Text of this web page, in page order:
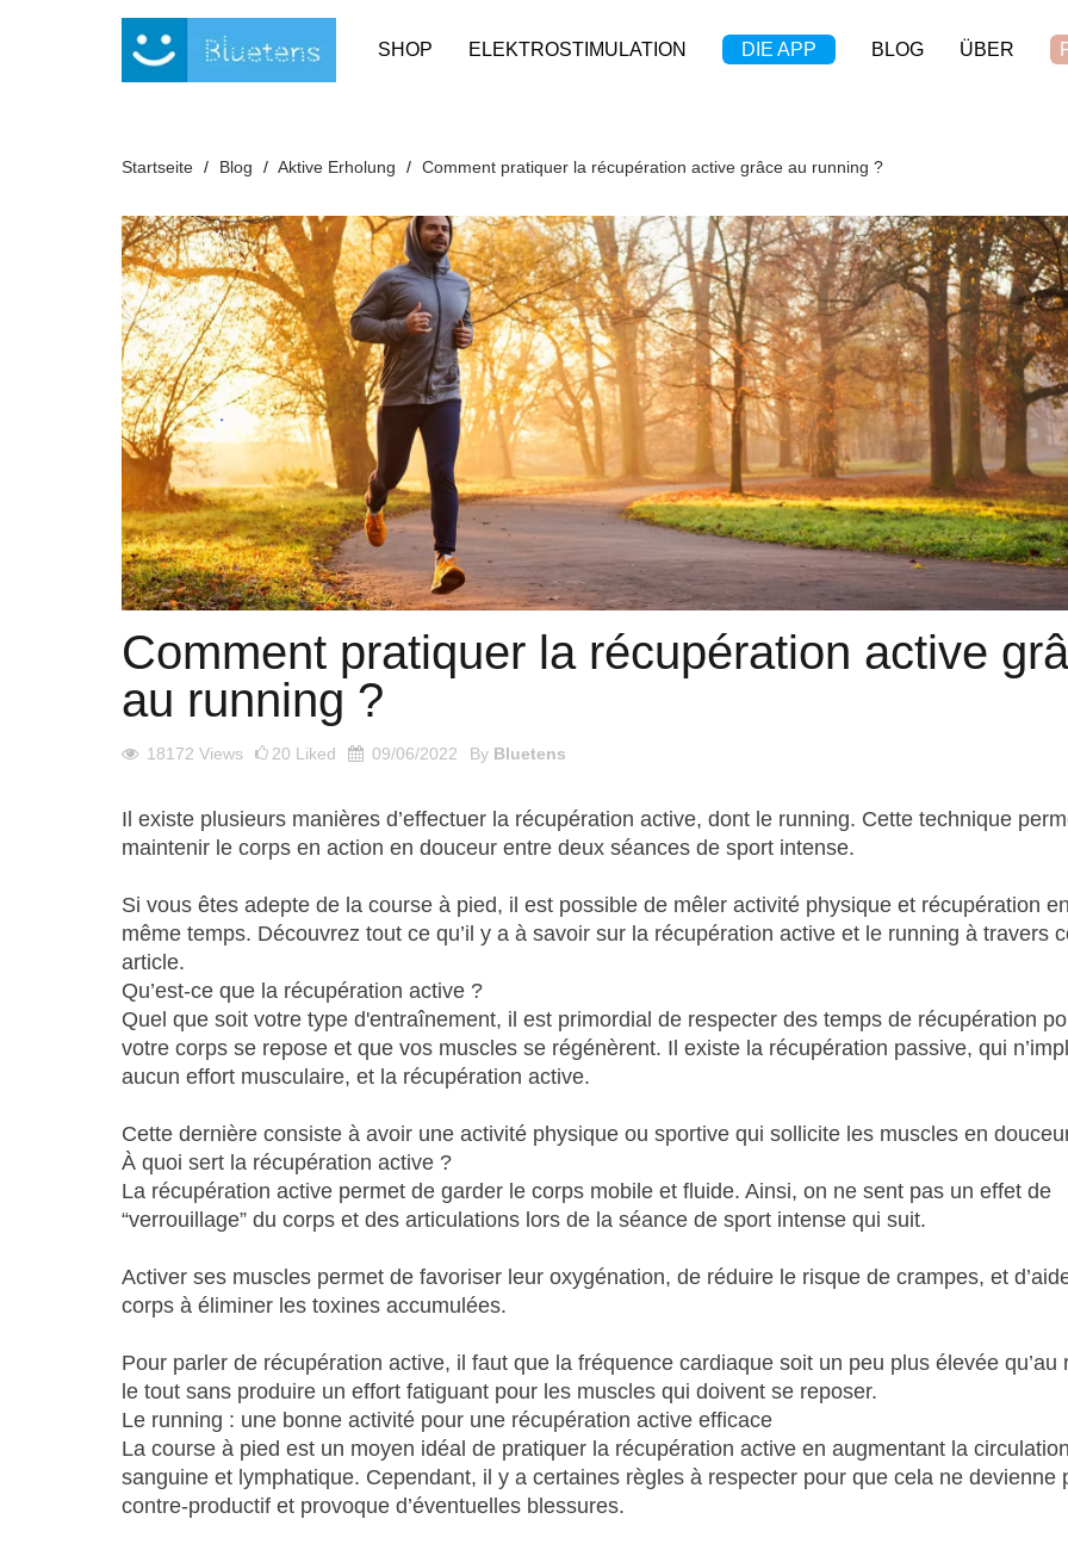
SHOP ELEKTROSTIMULATION DIE APP BLOG ÜBER
Startseite Blog Aktive Erholung Comment pratiquer la récupération active grâce au running ?
Comment pratiquer la récupération active
au running ?
18172 Views 20 Liked 09/06/2022 By Bluetens
Il existe plusieurs manières d’effectuer la récupération active, dont le running. Cette technique
maintenir le corps en action en douceur entre deux séances de sport intense.
Si vous êtes adepte de la course à pied, il est possible de mêler activité physique et récupération en
même temps. Découvrez tout ce qu’il y a à savoir sur la récupération active et le running à travers
article.
Qu’est-ce que la récupération active ?
Quel que soit votre type d'entraînement, il est primordial de respecter des temps de récupération
votre corps se repose et que vos muscles se régénèrent. Il existe la récupération passive, qui
aucun effort musculaire, et la récupération active.
Cette dernière consiste à avoir une activité physique ou sportive qui sollicite les muscles en
À quoi sert la récupération active ?
La récupération active permet de garder le corps mobile et fluide. Ainsi, on ne sent pas un effet de
“verrouillage” du corps et des articulations lors de la séance de sport intense qui suit.
Activer ses muscles permet de favoriser leur oxygénation, de réduire le risque de crampes, et
corps à éliminer les toxines accumulées.
Pour parler de récupération active, il faut que la fréquence cardiaque soit un peu plus élevée qu’au
le tout sans produire un effort fatiguant pour les muscles qui doivent se reposer.
Le running : une bonne activité pour une récupération active efficace
La course à pied est un moyen idéal de pratiquer la récupération active en augmentant la circulation
sanguine et lymphatique. Cependant, il y a certaines règles à respecter pour que cela ne devienne
contre-productif et provoque d’éventuelles blessures.
Cookie-Einstellungen